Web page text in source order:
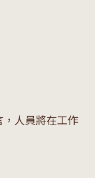
人員將在工作